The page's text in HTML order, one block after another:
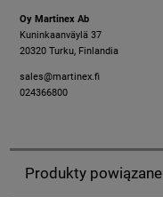
Oy Martinex Ab
Kuninkaanväylä 37
20320 Turku, Finlandia
sales@martinex.fi
024366800
Produkty powiązane